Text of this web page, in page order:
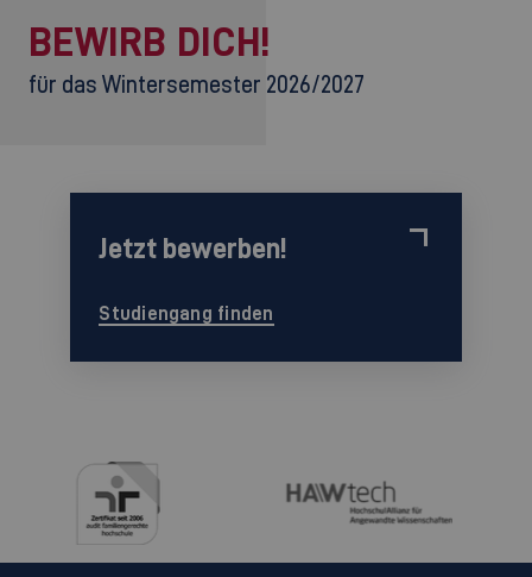
BEWIRB DICH!
für das Wintersemester 2026/2027
Jetzt bewerben!
Studiengang finden